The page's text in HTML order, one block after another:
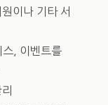
이나 기타 서
스, 이벤트를